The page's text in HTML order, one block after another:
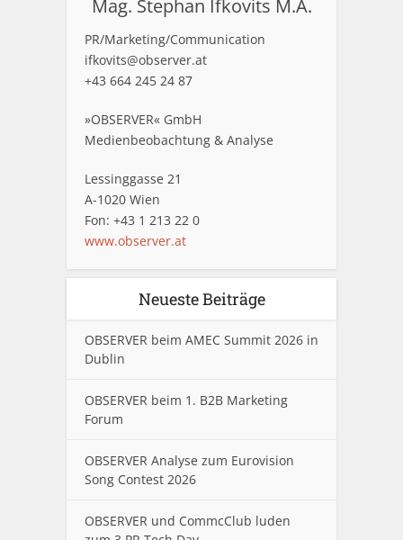
Mag. Stephan Ifkovits M.A.
PR/Marketing/Communication
ifkovits@observer.at
+43 664 245 24 87
»OBSERVER« GmbH
Medienbeobachtung & Analyse
Lessinggasse 21
A-1020 Wien
Fon: +43 1 213 22 0
www.observer.at
Neueste Beiträge
OBSERVER beim AMEC Summit 2026 in
Dublin
OBSERVER beim 1. B2B Marketing
Forum
OBSERVER Analyse zum Eurovision
Song Contest 2026
OBSERVER und CommcClub luden